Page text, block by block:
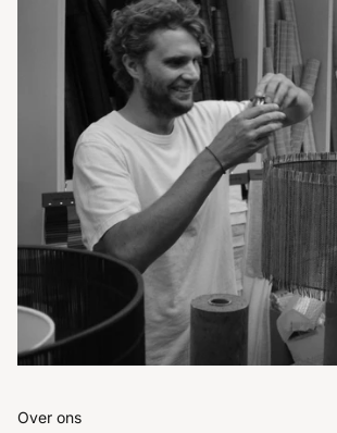
Over ons